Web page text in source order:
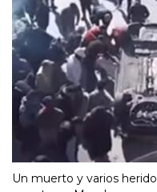
Un muerto y varios